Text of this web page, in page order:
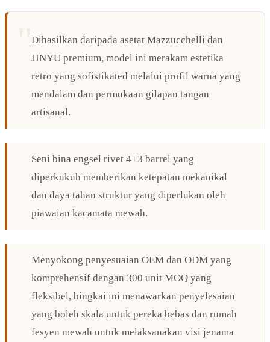
Dihasilkan daripada asetat Mazzucchelli dan
JINYU premium, model ini merakam estetika
retro yang sofistikated melalui profil warna yang
mendalam dan permukaan gilapan tangan
artisanal.
Seni bina engsel rivet 4+3 barrel yang
diperkukuh memberikan ketepatan mekanikal
dan daya tahan struktur yang diperlukan oleh
piawaian kacamata mewah.
Menyokong penyesuaian OEM dan ODM yang
komprehensif dengan 300 unit MOQ yang
fleksibel, bingkai ini menawarkan penyelesaian
yang boleh skala untuk pereka bebas dan rumah
fesyen mewah untuk melaksanakan visi jenama